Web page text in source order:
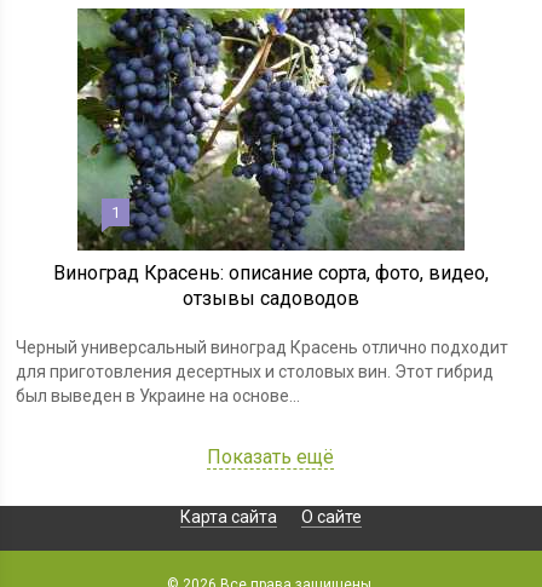
1
Виноград Красень: описание сорта, фото, видео,
отзывы садоводов
Черный универсальный виноград Красень отлично подходит
для приготовления десертных и столовых вин. Этот гибрид
был выведен в Украине на основе...
Показать ещё
Карта сайта О сайте